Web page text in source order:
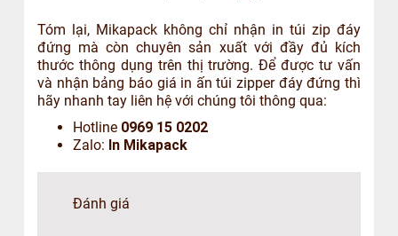
Tóm lại, Mikapack không chỉ nhận in túi zip đáy
đứng mà còn chuyên sản xuất với đầy đủ kích
thước thông dụng trên thị trường. Để được tư vấn
và nhận bảng báo giá in ấn túi zipper đáy đứng thì
hãy nhanh tay liên hệ với chúng tôi thông qua:
Hotline 0969 15 0202
Zalo: In Mikapack
Đánh giá